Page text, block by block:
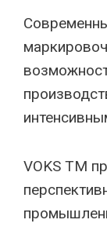
VOKS TM